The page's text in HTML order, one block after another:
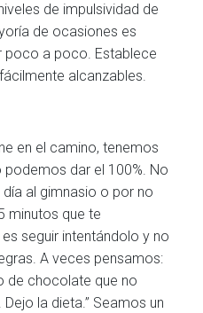
de impulsividad de
de ocasiones es
poco a poco. Establece
alcanzables.
en el camino, tenemos
dar el 100%. No
al gimnasio o por no
minutos que te
seguir intentándolo y no
A veces pensamos:
de chocolate que no
la dieta.” Seamos un